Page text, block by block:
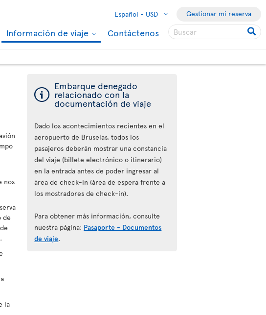
Español - USD Gestionar mi reserva
Información de viaje Contáctenos
nos
de
la
ý Embarque denegado
relacionado con la
documentación de viaje
Dado los acontecimientos recientes en el
aeropuerto de Bruselas, todos los
pasajeros deberán mostrar una constancia
del viaje (billete electrónico o itinerario)
en la entrada antes de poder ingresar al
área de check-in (área de espera frente a
los mostradores de check-in).
Para obtener más información, consulte
nuestra página: Pasaporte - Documentos
de viaje.